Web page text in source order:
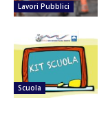
Lavori Pubblici
Scuola